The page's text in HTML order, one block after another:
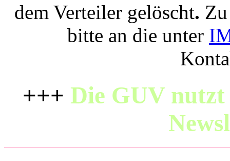
dem Verteiler gelöscht.
bitte an die unter
+++ Die GUV